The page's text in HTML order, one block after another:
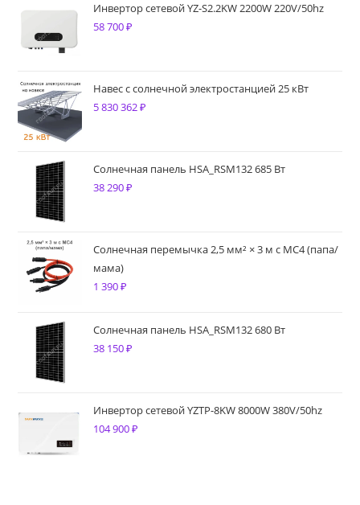
Инвертор сетевой YZ-S2.2KW 2200W 220V/50hz
58 700₽
Навес с солнечной электростанцией 25 кВт
5 830 362₽
Солнечная панель HSA_RSM132 685 Вт
38 290₽
Солнечная перемычка 2,5 мм² × 3 м с MC4 (папа/
мама)
1 390₽
Солнечная панель HSA_RSM132 680 Вт
38 150₽
Инвертор сетевой YZTP-8KW 8000W 380V/50hz
104 900₽